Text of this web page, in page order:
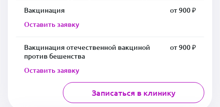
Вакцинация
от 900 ₽
Оставить заявку
Вакцинация отечественной вакциной
против бешенства
от 900 ₽
Оставить заявку
Записаться в клинику